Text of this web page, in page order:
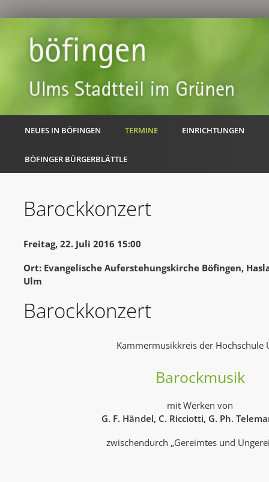
NEUES IN BÖFINGEN TERMINE EINRICHTUNGEN
BÖFINGER BÜRGERBLÄTTLE
Barockkonzert
Freitag, 22. Juli 2016 15:00
Ort: Evangelische Auferstehungskirche Böfingen,
Ulm
Barockkonzert
Kammermusikkreis der Hochschule
Barockmusik
mit Werken von
G. F. Händel, C. Ricciotti, G. Ph.
zwischendurch „Gereimtes und